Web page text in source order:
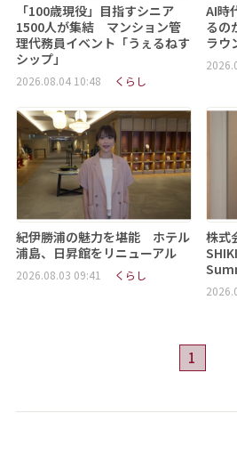
「100歳現役」目指すシニア
1500人が集結 マンション管
理代務員イベント「うぇるねす
シップ」
2026.08.04 10:48 くらし
AI時
るの
ラウ
紀伊勝浦の魅力を堪能 ホテル
浦島、日昇館をリニューアル
2026.08.03 09:41 くらし
株式
1